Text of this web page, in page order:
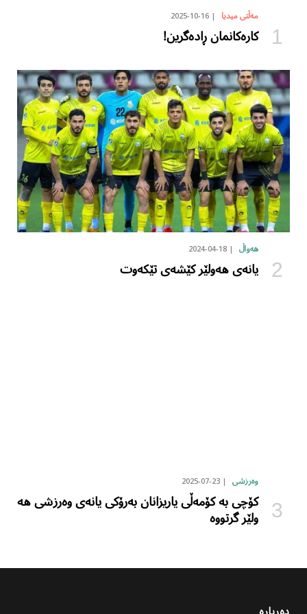
مەڵتی میدیا 2025-10-16
کارەکانمان ڕادەگرین!
هەواڵ 2024-04-18
یانەی هەولێر کێشەی تێکەوت
وەرزشی 2025-07-23
کۆچی بە کۆمەڵی یاریزانان بەرۆکی یانەی وەرزشی هە
ولێر گرتووە